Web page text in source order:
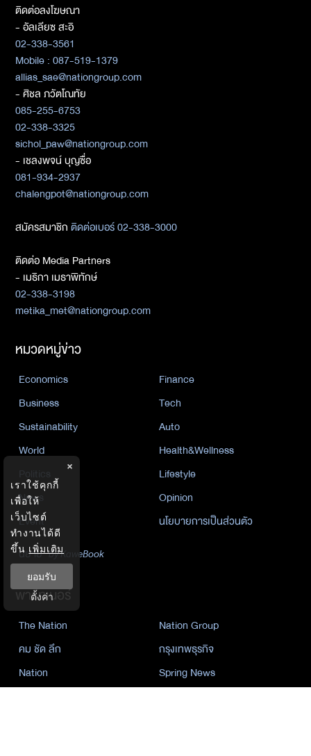
ติดต่อลงโฆษณา
- อัลเลียซ สะอิ
02-338-3561
Mobile : 087-519-1379
allias_sae@nationgroup.com
- ศิชล ภวัตโณทัย
085-255-6753
02-338-3325
sichol_paw@nationgroup.com
- เชลงพจน์ บุญซื่อ
081-934-2937
chalengpot@nationgroup.com
สมัครสมาชิกติดต่อเบอร์ 02-338-3000
ติดต่อ Media Partners
- เมธิกา เมธาพิทักษ์
02-338-3198
metika_met@nationgroup.com
หมวดหมู่ข่าว
Economics
Finance
Business
Tech
Sustainability
Auto
World
Health&Wellness
Lifestyle
News
Opinion
Event
นโยบายการเป็นส่วนตัว
นิยาย by KaweBook
พาร์ทเนอร์
The Nation
Nation Group
คม ชัด ลึก
กรุงเทพธุรกิจ
Nation
Spring News
×
เราใช้คุกกี้
เพื่อให้
เว็บไซต์
ทำงานได้ดี
ขึ้น เพิ่มเติม
ยอมรับ
ตั้งค่า